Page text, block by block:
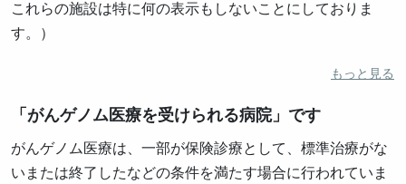
これらの施設は特に何の表示もしないことにしておりま
す。）
もっと見る
「がんゲノム医療を受けられる病院」です
がんゲノム医療は、一部が保険診療として、標準治療がな
いまたは終了したなどの条件を満たす場合に行われていま